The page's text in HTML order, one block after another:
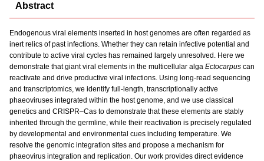
Abstract
Endogenous viral elements inserted in host genomes are often regarded as
inert relics of past infections. Whether they can retain infective potential and
contribute to active viral cycles has remained largely unresolved. Here we
demonstrate that giant viral elements in the multicellular alga Ectocarpus can
reactivate and drive productive viral infections. Using long-read sequencing
and transcriptomics, we identify full-length, transcriptionally active
phaeoviruses integrated within the host genome, and we use classical
genetics and CRISPR–Cas to demonstrate that these elements are stably
inherited through the germline, while their reactivation is precisely regulated
by developmental and environmental cues including temperature. We
resolve the genomic integration sites and propose a mechanism for
phaeovirus integration and replication. Our work provides direct evidence